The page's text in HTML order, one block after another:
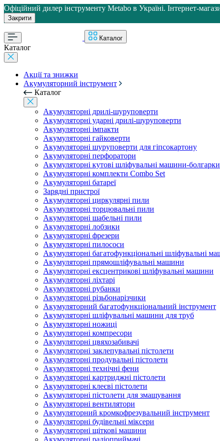
Офіційний дилер інструменту Metabo в Україні. Інтернет-
Закрити
Каталог
Каталог
Акції та знижки
Акумуляторний інструмент
Каталог
Акумуляторні дрилі-шуруповерти
Акумуляторні ударні дрилі-шуруповерти
Акумуляторні імпакти
Акумуляторні гайковерти
Акумуляторні шуруповерти для гіпсокартону
Акумуляторні перфоратори
Акумуляторні кутові шліфувальні машини-болгарки
Акумуляторні комплекти Combo Set
Акумуляторні батареї
Зарядні пристрої
Акумуляторні циркулярні пили
Акумуляторні торцювальні пили
Акумуляторні шабельні пили
Акумуляторні лобзики
Акумуляторні фрезери
Акумуляторні пилососи
Акумуляторні багатофункціональні шліфувальні
Акумуляторні прямошліфувальні машини
Акумуляторні ексцентрикові шліфувальні машини
Акумуляторні ліхтарі
Акумуляторні рубанки
Акумуляторні різьбонарізчики
Акумуляторний багатофункціональний інструмент
Акумуляторні шліфувальні машини для труб
Акумуляторні ножиці
Акумуляторні компресори
Акумуляторні цвяхозабивачі
Акумуляторні заклепувальні пістолети
Акумуляторні продувальні пістолети
Акумуляторні технічні фени
Акумуляторні картриджні пістолети
Акумуляторні клеєві пістолети
Акумуляторні пістолети для змащування
Акумуляторні вентилятори
Акумуляторний кромкофрезувальний інструмент
Акумуляторні будівельні міксери
Акумуляторні щіткові машини
Акумуляторні радіоприймачі